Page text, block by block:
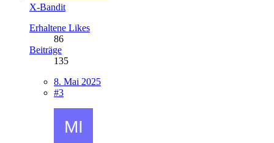
X-Bandit
Erhaltene Likes
86
Beiträge
135
8. Mai 2025
#3